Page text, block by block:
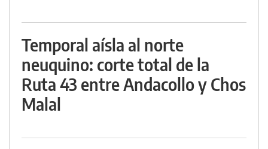
Temporal aísla al norte
neuquino: corte total de la
Ruta 43 entre Andacollo y Chos
Malal